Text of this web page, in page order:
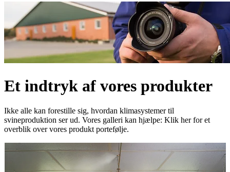
Et indtryk af vores produkter
Ikke alle kan forestille sig, hvordan klimasystemer til
svineproduktion ser ud. Vores galleri kan hjælpe: Klik her for et
overblik over vores produkt portefølje.